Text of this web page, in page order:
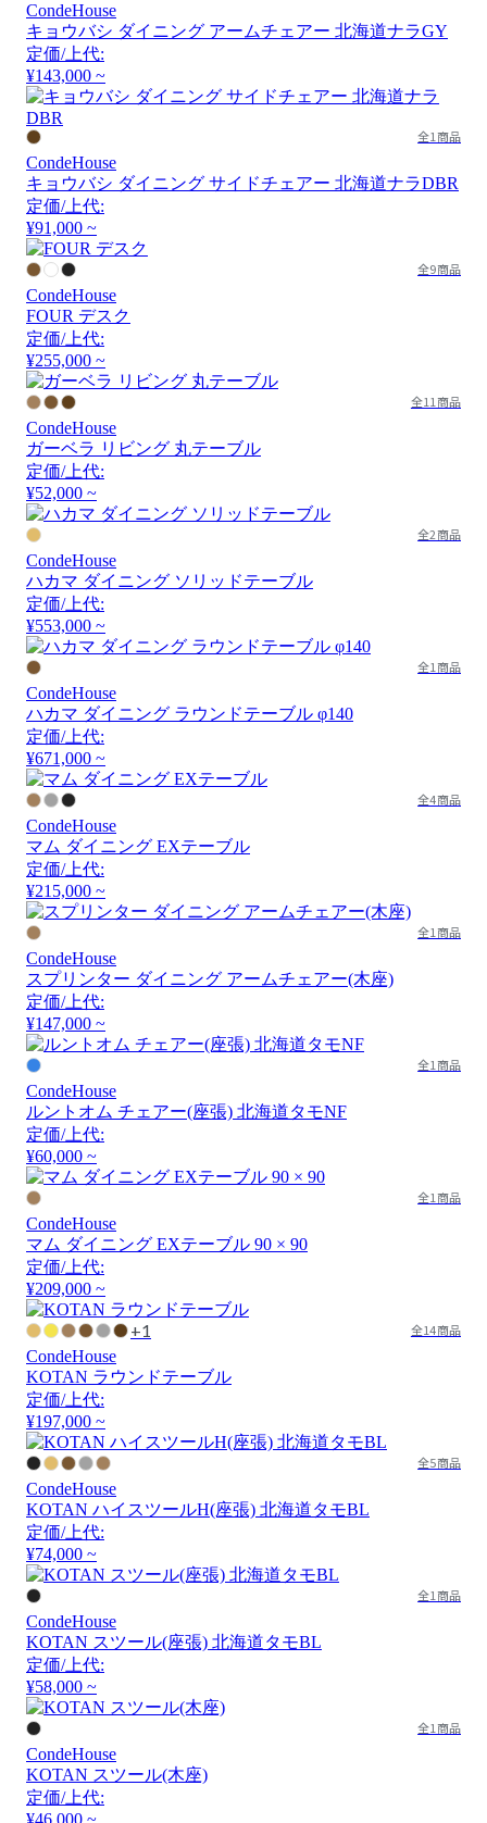
CondeHouse
キョウバシ ダイニング アームチェアー 北海道ナラGY
定価/上代:
¥143,000 ~
全1商品
CondeHouse
キョウバシ ダイニング サイドチェアー 北海道ナラDBR
定価/上代:
¥91,000 ~
全9商品
CondeHouse
FOUR デスク
定価/上代:
¥255,000 ~
全11商品
CondeHouse
ガーベラ リビング 丸テーブル
定価/上代:
¥52,000 ~
全2商品
CondeHouse
ハカマ ダイニング ソリッドテーブル
定価/上代:
¥553,000 ~
全1商品
CondeHouse
ハカマ ダイニング ラウンドテーブル φ140
定価/上代:
¥671,000 ~
全4商品
CondeHouse
マム ダイニング EXテーブル
定価/上代:
¥215,000 ~
全1商品
CondeHouse
スプリンター ダイニング アームチェアー(木座)
定価/上代:
¥147,000 ~
全1商品
CondeHouse
ルントオム チェアー(座張) 北海道タモNF
定価/上代:
¥60,000 ~
全1商品
CondeHouse
マム ダイニング EXテーブル 90 × 90
定価/上代:
¥209,000 ~
+1 全14商品
CondeHouse
KOTAN ラウンドテーブル
定価/上代:
¥197,000 ~
全5商品
CondeHouse
KOTAN ハイスツールH(座張) 北海道タモBL
定価/上代:
¥74,000 ~
全1商品
CondeHouse
KOTAN スツール(座張) 北海道タモBL
定価/上代:
¥58,000 ~
全1商品
CondeHouse
KOTAN スツール(木座)
定価/上代:
¥46,000 ~